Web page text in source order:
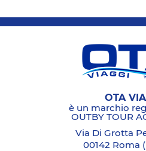
OTA
è un marchio
OUTBY TOUR
Via Di Grotta
00142 Roma